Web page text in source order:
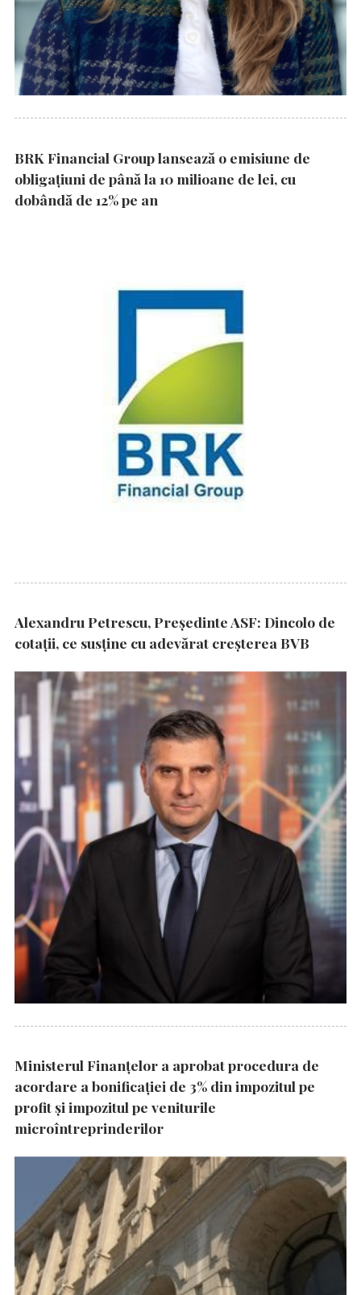
BRK Financial Group lansează o emisiune de
obligațiuni de până la 10 milioane de lei, cu
dobândă de 12% pe an
Alexandru Petrescu, Președinte ASF: Dincolo de
cotații, ce susține cu adevărat creșterea BVB
Ministerul Finanțelor a aprobat procedura de
acordare a bonificației de 3% din impozitul pe
profit și impozitul pe veniturile
microîntreprinderilor